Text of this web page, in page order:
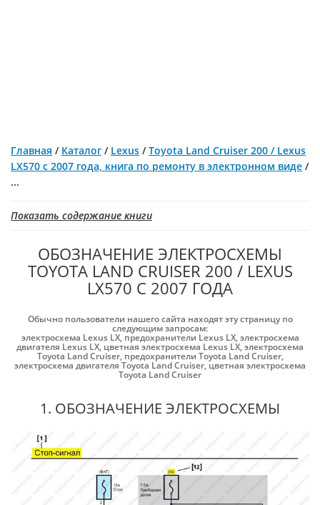
Главная / Каталог / Lexus /Toyota Land Cruiser 200 / Lexus
LX570 с 2007 года, книга по ремонту в электронном виде /
...
Показать содержание книги
ОБОЗНАЧЕНИЕ ЭЛЕКТРОСХЕМЫ
TOYOTA LAND CRUISER 200 / LEXUS
LX570 С 2007 ГОДА
Обычно пользователи нашего сайта находят эту страницу по
следующим запросам:
электросхема Lexus LX, предохранители Lexus LX,электросхема
двигателя Lexus LX, цветная электросхема Lexus LX,электросхема
Toyota Land Cruiser, предохранители Toyota Land Cruiser,
электросхема двигателя Toyota Land Cruiser,цветная электросхема
Toyota Land Cruiser
1. ОБОЗНАЧЕНИЕ ЭЛЕКТРОСХЕМЫ